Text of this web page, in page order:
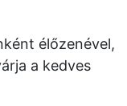
élőzenével,
a kedves